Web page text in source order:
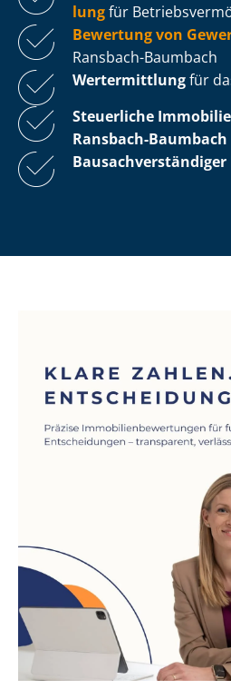
lungfür
Bewertung von
Ransbach-Baumbach
Wertermittlungfür
Steuerliche
Ransbach-Baumbach